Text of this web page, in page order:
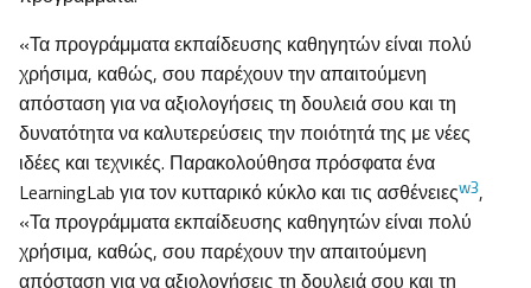
«Τα προγράμματα εκπαίδευσης καθηγητών είναι πολύ
χρήσιμα, καθώς, σου παρέχουν την απαιτούμενη
απόσταση για να αξιολογήσεις τη δουλειά σου και τη
δυνατότητα να καλυτερεύσεις την ποιότητά της με νέες
ιδέες και τεχνικές. Παρακολούθησα πρόσφατα ένα
LearningLab για τον κυτταρικό κύκλο και τις ασθένειεςw3,
«Τα προγράμματα εκπαίδευσης καθηγητών είναι πολύ
χρήσιμα, καθώς, σου παρέχουν την απαιτούμενη
απόσταση για να αξιολογήσεις τη δουλειά σου και τη